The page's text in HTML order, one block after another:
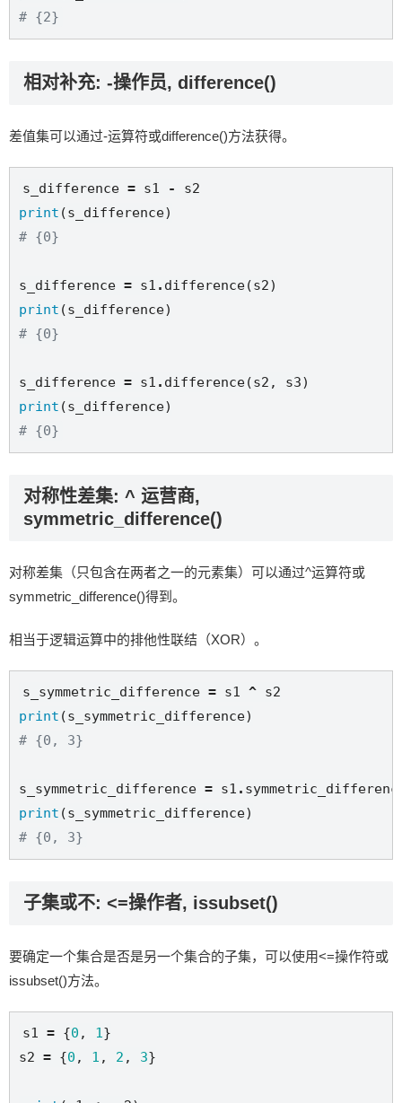
# {2}
相对补充: -操作员, difference()
差值集可以通过-运算符或difference()方法获得。
s_difference = s1 -
print
# {0}
s_difference = s1 .
print
# {0}
s_difference = s1 .
print
# {0}
对称性差集: ^ 运营商,
symmetric_difference()
对称差集（只包含在两者之一的元素集）可以通过^运算符或
symmetric_difference()得到。
相当于逻辑运算中的排他性联结（XOR）。
s_symmetric_difference = s1 ^
print
# {0, 3}
s_symmetric_difference = s1 .
print
# {0, 3}
子集或不: <=操作者, issubset()
要确定一个集合是否是另一个集合的子集，可以使用<=操作符或
issubset()方法。
s1 = {0 , 1}
s2 = {0 , 1 , 2 , 3}